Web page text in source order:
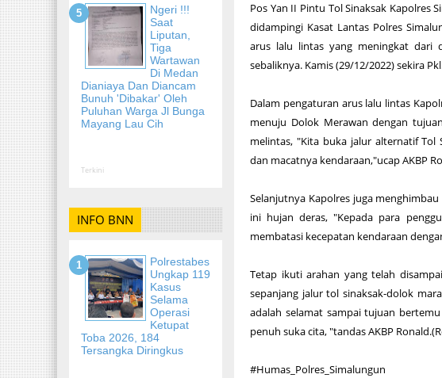
Ngeri !!!
Saat
Liputan,
Tiga
Wartawan
Di Medan
Dianiaya Dan Diancam
Bunuh 'Dibakar' Oleh
Puluhan Warga Jl Bunga
Mayang Lau Cih
Terkini
INFO BNN
Polrestabes
Ungkap 119
Kasus
Selama
Operasi
Ketupat
Toba 2026, 184
Tersangka Diringkus
Pos Yan II Pintu Tol Sinaksak Kapolres
didampingi Kasat Lantas Polres
arus lalu lintas yang meningkat dari
sebaliknya. Kamis (29/12/2022) sekira
Dalam pengaturan arus lalu lintas
menuju Dolok Merawan dengan
melintas, "Kita buka jalur alternatif Tol
dan macatnya kendaraan,"ucap AKBP
Selanjutnya Kapolres juga
ini hujan deras, "Kepada para
membatasi kecepatan kendaraan
Tetap ikuti arahan yang telah
sepanjang jalur tol sinaksak-dolok
adalah selamat sampai tujuan
penuh suka cita, "tandas AKBP
#Humas_Polres_Simalungun